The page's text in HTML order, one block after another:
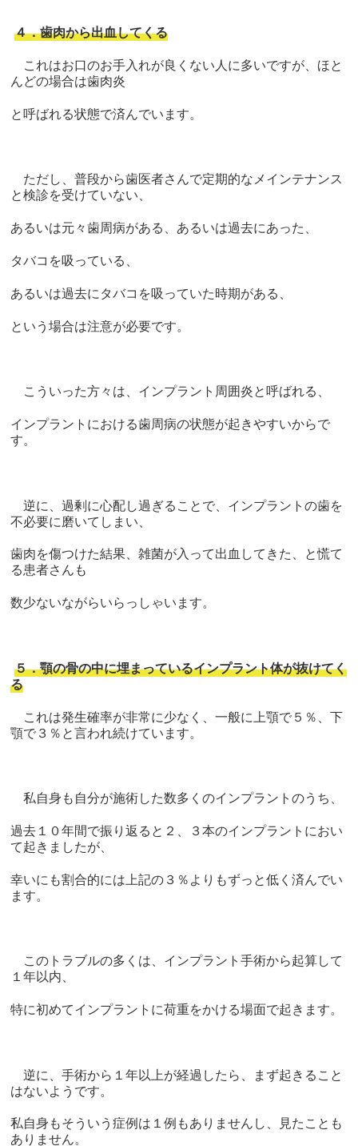
４．歯肉から出血してくる
これはお口のお手入れが良くない人に多いですが、ほと
んどの場合は歯肉炎
と呼ばれる状態で済んでいます。
ただし、普段から歯医者さんで定期的なメインテナンス
と検診を受けていない、
あるいは元々歯周病がある、あるいは過去にあった、
タバコを吸っている、
あるいは過去にタバコを吸っていた時期がある、
という場合は注意が必要です。
こういった方々は、インプラント周囲炎と呼ばれる、
インプラントにおける歯周病の状態が起きやすいからで
す。
逆に、過剰に心配し過ぎることで、インプラントの歯を
不必要に磨いてしまい、
歯肉を傷つけた結果、雑菌が入って出血してきた、と慌て
る患者さんも
数少ないながらいらっしゃいます。
５．顎の骨の中に埋まっているインプラント体が抜けてく
る
これは発生確率が非常に少なく、一般に上顎で５％、下
顎で３％と言われ続けています。
私自身も自分が施術した数多くのインプラントのうち、
過去１０年間で振り返ると２、３本のインプラントにおい
て起きましたが、
幸いにも割合的には上記の３％よりもずっと低く済んでい
ます。
このトラブルの多くは、インプラント手術から起算して
１年以内、
特に初めてインプラントに荷重をかける場面で起きます。
逆に、手術から１年以上が経過したら、まず起きること
はないようです。
私自身もそういう症例は１例もありませんし、見たことも
ありません。